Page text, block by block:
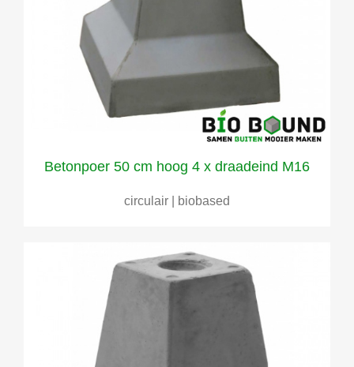
Betonpoer 50 cm hoog 4 x draadeind M16
circulair | biobased